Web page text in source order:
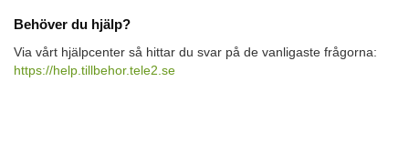
Behöver du hjälp?
Via vårt hjälpcenter så hittar du svar på de vanligaste frågorna:
https://help.tillbehor.tele2.se